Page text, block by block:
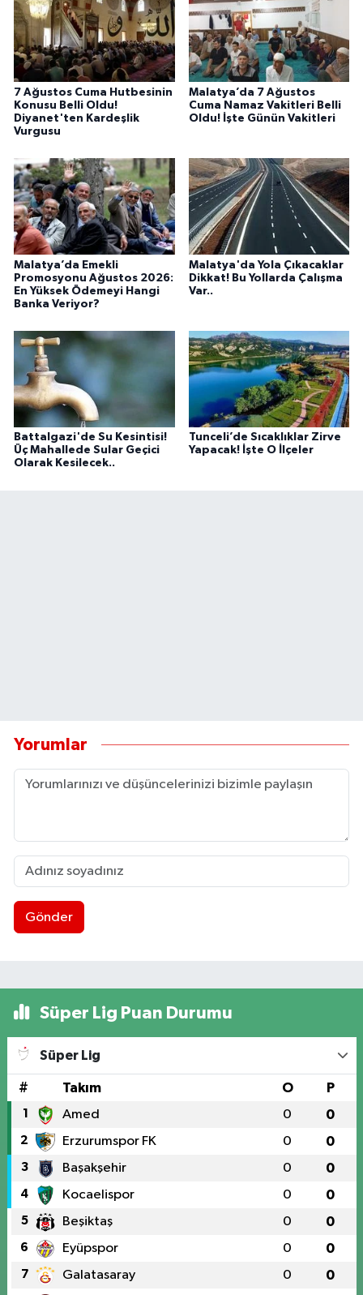
7 Ağustos Cuma Hutbesinin
Konusu Belli Oldu!
Diyanet'ten Kardeşlik
Vurgusu
Malatya’da 7 Ağustos
Cuma Namaz Vakitleri Belli
Oldu! İşte Günün Vakitleri
Malatya’da Emekli
Promosyonu Ağustos 2026:
En Yüksek Ödemeyi Hangi
Banka Veriyor?
Malatya'da Yola Çıkacaklar
Dikkat! Bu Yollarda Çalışma
Var..
Battalgazi'de Su Kesintisi!
Üç Mahallede Sular Geçici
Olarak Kesilecek..
Tunceli’de Sıcaklıklar Zirve
Yapacak! İşte O İlçeler
Yorumlar
Gönder
Süper Lig Puan Durumu
Süper Lig
# Takım O P
1 Amed 0 0
2 Erzurumspor FK 0 0
3 Başakşehir 0 0
4 Kocaelispor 0 0
5 Beşiktaş 0 0
6 Eyüpspor 0 0
7 Galatasaray 0 0